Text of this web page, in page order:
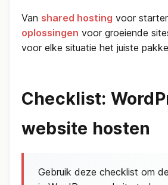
Van shared hosting voor
oplossingen voor groeiende
voor elke situatie het juiste
Checklist:
website hosten
Gebruik deze checklist om